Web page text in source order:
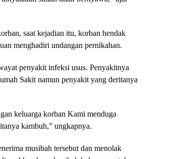
saat kejadian itu, korban hendak
menghadiri undangan pernikahan.
penyakit infeksi usus. Penyakitnya
Sakit namun penyakit yang deritanya
keluarga korban Kami menduga
kambuh,” ungkapnya.
musibah tersebut dan menolak